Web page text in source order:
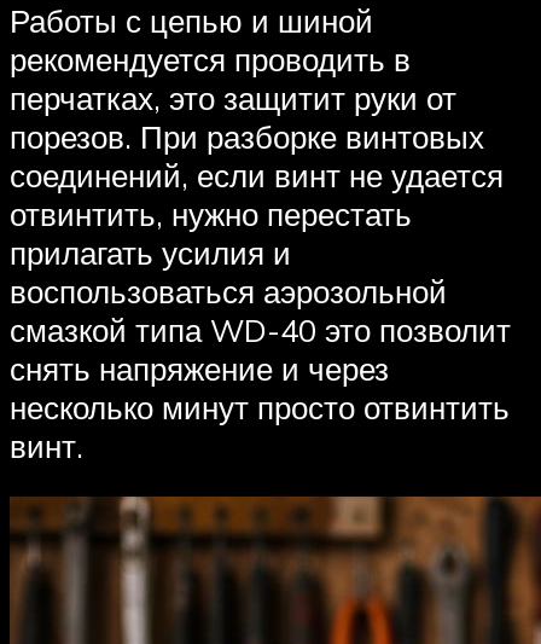
Работы с цепью и шиной
рекомендуется проводить в
перчатках, это защитит руки от
порезов. При разборке винтовых
соединений, если винт не удается
отвинтить, нужно перестать
прилагать усилия и
воспользоваться аэрозольной
смазкой типа WD-40 это позволит
снять напряжение и через
несколько минут просто отвинтить
винт.